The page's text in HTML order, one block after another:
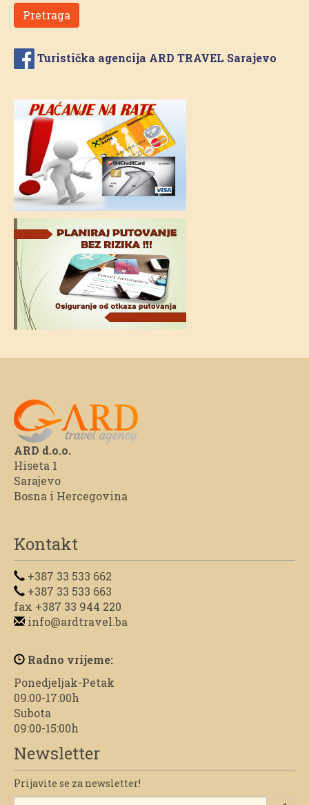
Pretraga
Turistička agencija ARD TRAVEL Sarajevo
ARD d.o.o.
Hiseta 1
Sarajevo
Bosna i Hercegovina
Kontakt
+387 33 533 662
+387 33 533 663
fax +387 33 944 220
info@ardtravel.ba
Radno vrijeme:
Ponedjeljak-Petak
09:00-17:00h
Subota
09:00-15:00h
Newsletter
Prijavite se za newsletter!